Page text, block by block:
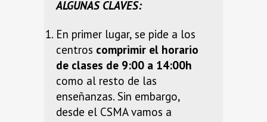
ALGUNAS CLAVES:
En primer lugar, se pide a los
centros comprimir el horario
de clases de 9:00 a 14:00h
como al resto de las
enseñanzas. Sin embargo,
desde el CSMA vamos a